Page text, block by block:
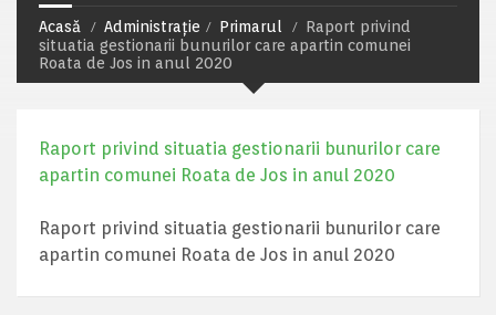
Acasă Administrație Primarul
Raport privind
situatia gestionarii bunurilor care apartin comunei
Roata de Jos in anul 2020
Raport privind situatia gestionarii bunurilor care
apartin comunei Roata de Jos in anul 2020
Raport privind situatia gestionarii bunurilor care
apartin comunei Roata de Jos in anul 2020